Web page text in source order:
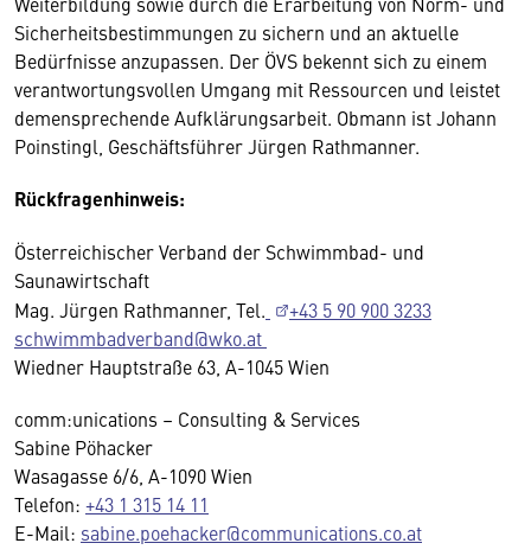
Sicherheitsbestimmungen zu sichern und an aktuelle
Bedürfnisse anzupassen. Der ÖVS bekennt sich zu einem
verantwortungsvollen Umgang mit Ressourcen und leistet
demensprechende Aufklärungsarbeit. Obmann ist Johann
Poinstingl, Geschäftsführer Jürgen Rathmanner.
Rückfragenhinweis:
Österreichischer Verband der Schwimmbad- und
Saunawirtschaft
Mag. Jürgen Rathmanner, Tel.
+43 5 90 900 3233
schwimmbadverband@wko.at
Wiedner Hauptstraße 63, A-1045 Wien
comm:unications – Consulting & Services
Sabine Pöhacker
Wasagasse 6/6, A-1090 Wien
Telefon: +43 1 315 14 11
E-Mail: sabine.poehacker@communications.co.at